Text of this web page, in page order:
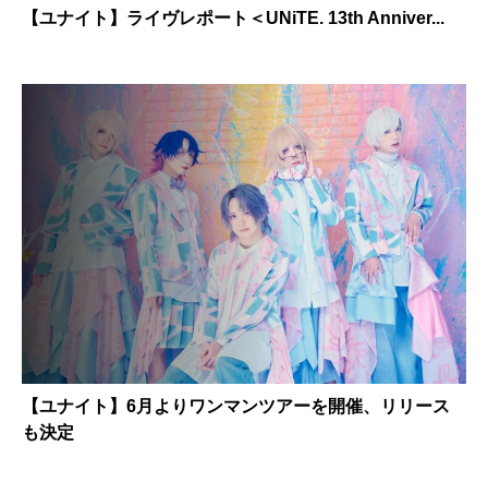
【ユナイト】ライヴレポート＜UNiTE. 13th Anniver...
【ユナイト】6月よりワンマンツアーを開催、リリース
も決定